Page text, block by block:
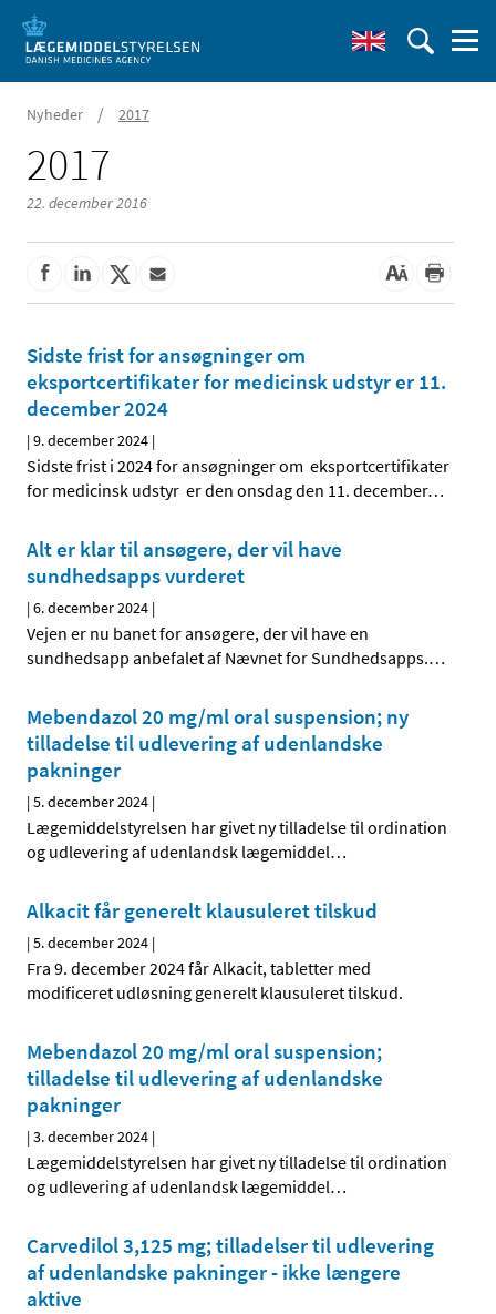
Nyheder / 2017
2017
22. december 2016
Sidste frist for ansøgninger om
eksportcertifikater for medicinsk udstyr er 11.
december 2024
|9. december 2024 |
Sidste frist i 2024 for ansøgninger om eksportcertifikater
for medicinsk udstyr er den onsdag den 11. december…
Alt er klar til ansøgere, der vil have
sundhedsapps vurderet
|6. december 2024 |
Vejen er nu banet for ansøgere, der vil have en
sundhedsapp anbefalet af Nævnet for Sundhedsapps.…
Mebendazol 20 mg/ml oral suspension; ny
tilladelse til udlevering af udenlandske
pakninger
|5. december 2024 |
Lægemiddelstyrelsen har givet ny tilladelse til ordination
og udlevering af udenlandsk lægemiddel…
Alkacit får generelt klausuleret tilskud
|5. december 2024 |
Fra 9. december 2024 får Alkacit, tabletter med
modificeret udløsning generelt klausuleret tilskud.
Mebendazol 20 mg/ml oral suspension;
tilladelse til udlevering af udenlandske
pakninger
|3. december 2024 |
Lægemiddelstyrelsen har givet ny tilladelse til ordination
og udlevering af udenlandsk lægemiddel…
Carvedilol 3,125 mg; tilladelser til udlevering
af udenlandske pakninger - ikke længere
aktive